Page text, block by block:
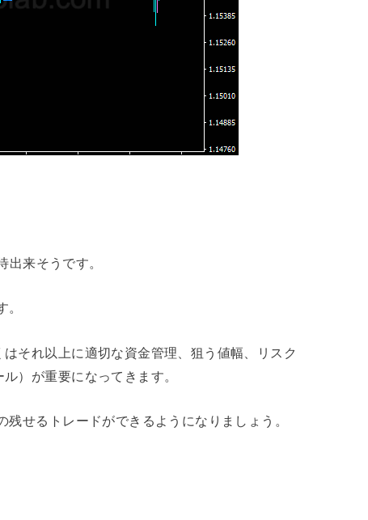
出来そうです。
それ以上に適切な資金管理、狙う値幅、リスク
）が重要になってきます。
せるトレードができるようになりましょう。